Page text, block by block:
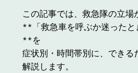
この記事では、救急隊の立場
**「救急車を呼ぶか迷ったと
**を
症状別・時間帯別に、できる
解説します。